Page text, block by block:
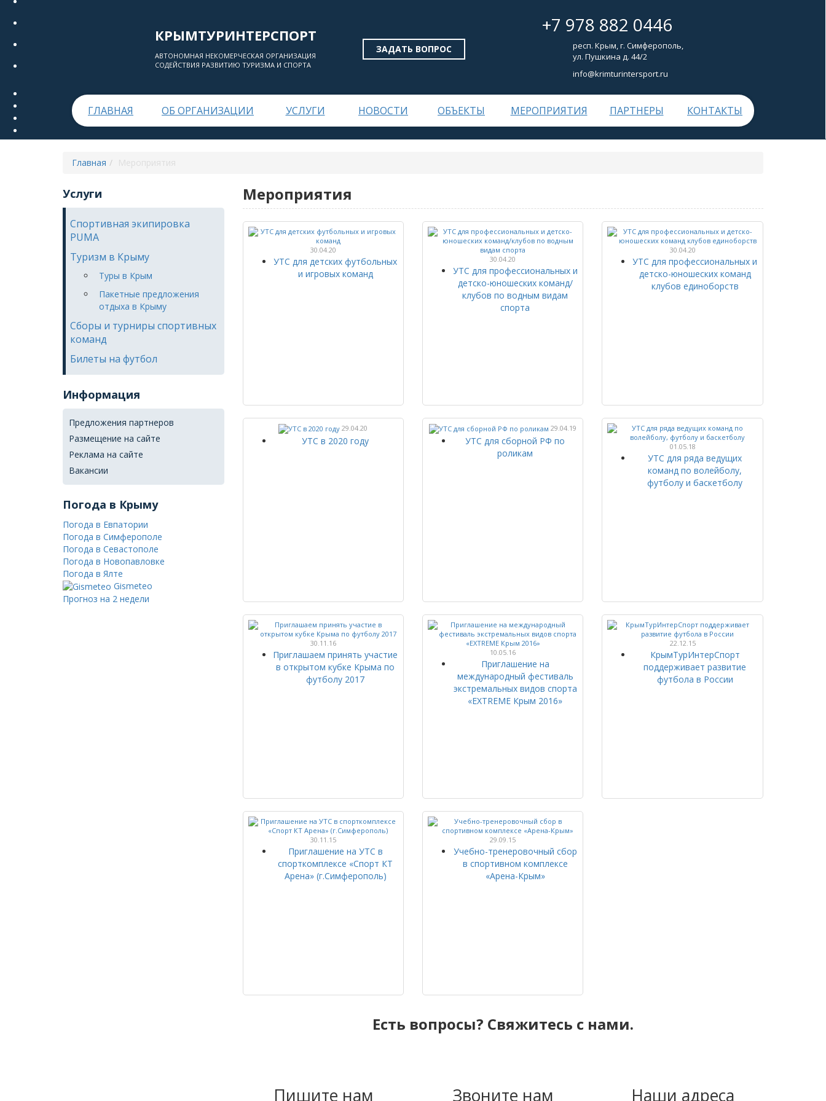
КРЫМТУРИНТЕРСПОРТ
АВТОНОМНАЯ НЕКОМЕРЧЕСКАЯ ОРГАНИЗАЦИЯ
СОДЕЙСТВИЯ РАЗВИТИЮ ТУРИЗМА И СПОРТА
ЗАДАТЬ ВОПРОС
+7 978 882 0446
респ. Крым, г. Симферополь,
ул. Пушкина д. 44/2
info@krimturintersport.ru
ГЛАВНАЯ ОБ ОРГАНИЗАЦИИ УСЛУГИ НОВОСТИ ОБЪЕКТЫ МЕРОПРИЯТИЯ ПАРТНЕРЫ КОНТАКТЫ
Главная Мероприятия
Услуги
Спортивная экипировка
PUMA
Туризм в Крыму
Туры в Крым
Пакетные предложения
отдыха в Крыму
Сборы и турниры спортивных
команд
Билеты на футбол
Информация
Предложения партнеров
Размещение на сайте
Реклама на сайте
Вакансии
Погода в Крыму
Погода в Евпатории
Погода в Симферополе
Погода в Севастополе
Погода в Новопавловке
Погода в Ялте
Gismeteo
Прогноз на 2 недели
Мероприятия
30.04.20
УТС для детских футбольных
и игровых команд
30.04.20
УТС для профессиональных и
детско-юношеских команд/
клубов по водным видам
спорта
30.04.20
УТС для профессиональных и
детско-юношеских команд
клубов единоборств
29.04.20
УТС в 2020 году
29.04.19
УТС для сборной РФ по
роликам
01.05.18
УТС для ряда ведущих
команд по волейболу,
футболу и баскетболу
30.11.16
Приглашаем принять участие
в открытом кубке Крыма по
футболу 2017
10.05.16
Приглашение на
международный фестиваль
экстремальных видов спорта
«EXTREME Крым 2016»
22.12.15
КрымТурИнтерСпорт
поддерживает развитие
футбола в России
30.11.15
Приглашение на УТС в
спорткомплексе «Спорт КТ
Арена» (г.Симферополь)
29.09.15
Учебно-тренеровочный сбор
в спортивном комплексе
«Арена-Крым»
Есть вопросы? Свяжитесь с нами.
Пишите нам Звоните нам Наши адреса